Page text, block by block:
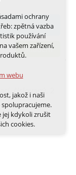
skladem
Sklik,
webu
ochrany
zpětná vazba
používání
vašem zařízení,
webu
jakož i naši
jej kdykoli zrušit
cookies.